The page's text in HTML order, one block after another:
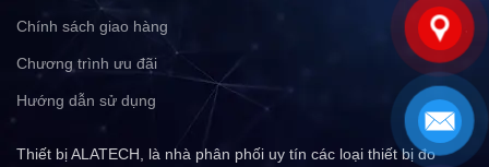
Chính sách giao hàng
Chương trình ưu đãi
Hướng dẫn sử dụng
Thiết bị ALATECH, là nhà phân phối uy tín các loại thiết bị đo